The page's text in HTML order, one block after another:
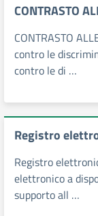
CONTRASTO
CONTRASTO
contro le
contro le di …
Registro
Registro
elettronico a
supporto all …